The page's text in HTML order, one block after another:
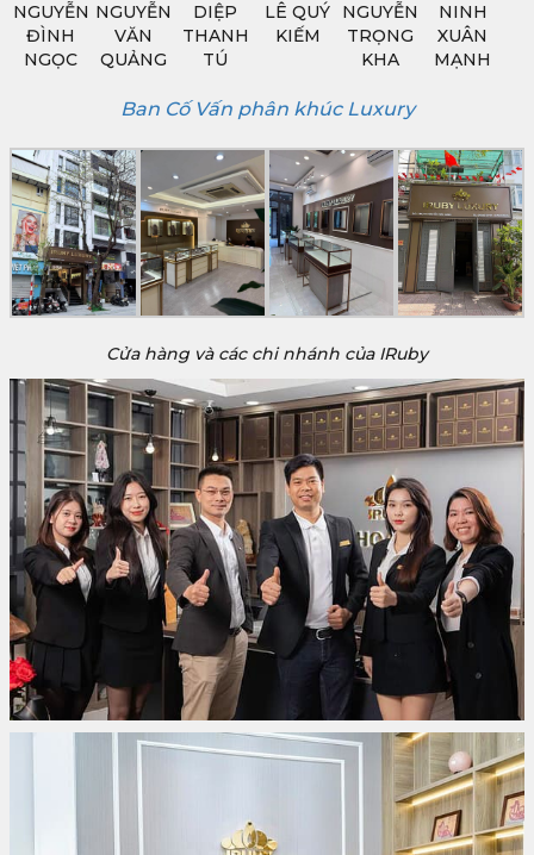
NGUYỄN
ĐÌNH
NGỌC
NGUYỄN
VĂN
QUẢNG
DIỆP
THANH
TÚ
LÊ QUÝ
KIẾM
NGUYỄN
TRỌNG
KHA
NINH
XUÂN
MẠNH
Ban Cố Vấn phân khúc Luxury
Cửa hàng và các chi nhánh của IRuby